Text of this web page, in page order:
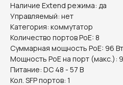
Наличие Extend режима: да
Управляемый: нет
Категория: коммутатор
Количество портов PoE: 8
Суммарная мощность PoE: 96 Вт
Мощность PoE на порт (макс.):
Питание: DC 48 - 57 В
Кол. SFP портов: 1